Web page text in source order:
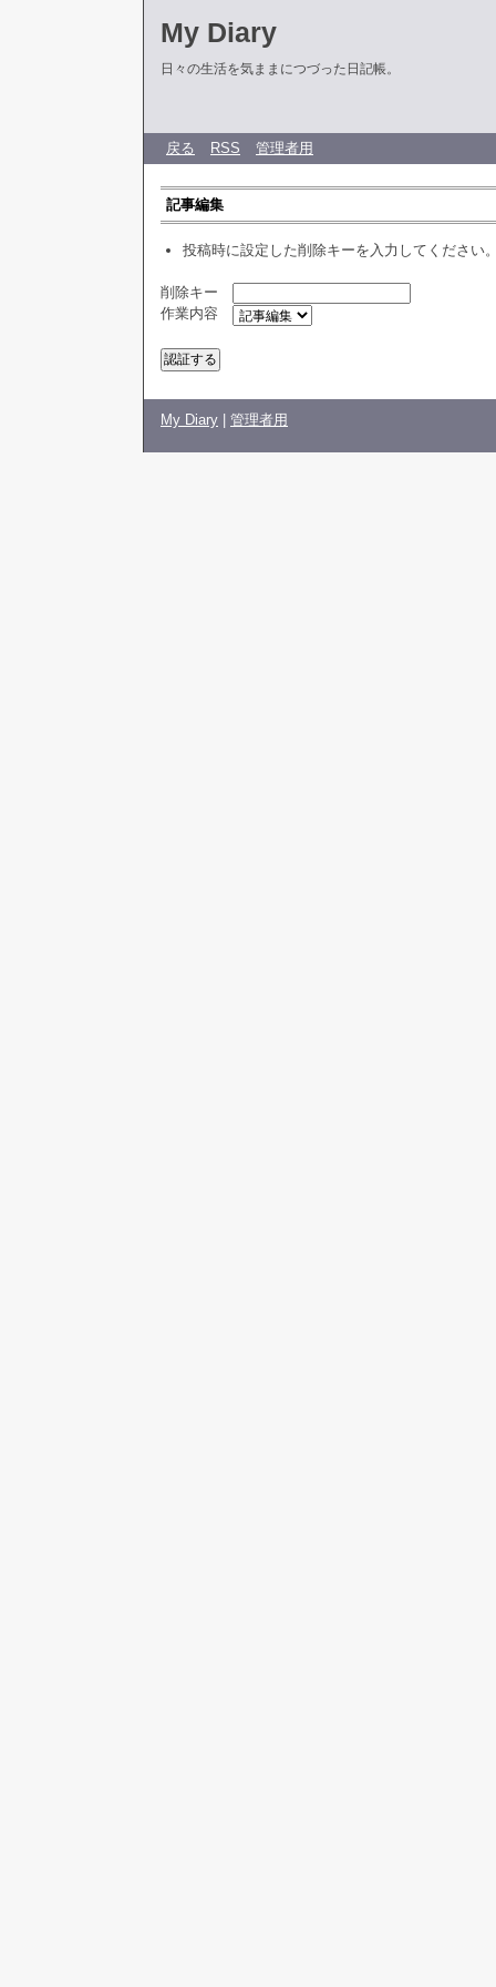
My Diary
日々の生活を気ままにつづった日記帳。
戻る RSS 管理者用
記事編集
投稿時に設定した削除キーを入力してください
削除キー
作業内容
My Diary 管理者用